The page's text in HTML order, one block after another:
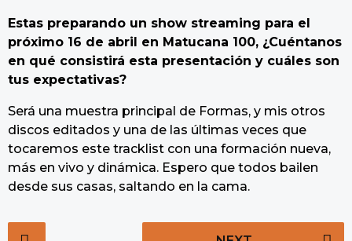
Estas preparando un show streaming para el
próximo 16 de abril en Matucana 100, ¿Cuéntanos
en qué consistirá esta presentación y cuáles son
tus expectativas?
Será una muestra principal de Formas, y mis otros
discos editados y una de las últimas veces que
tocaremos este tracklist con una formación nueva,
más en vivo y dinámica. Espero que todos bailen
desde sus casas, saltando en la cama.